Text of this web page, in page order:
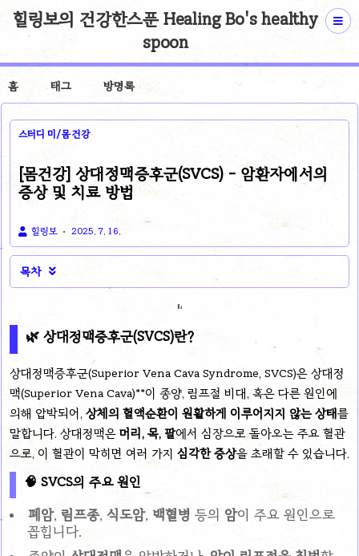
힐링보의 건강한스푼 Healing Bo's healthy
spoon
홈 태그 방명록
스터디 미/몸 건강
[몸건강] 상대정맥증후군(SVCS) - 암환자에서의
증상 및 치료 방법
힐링보 2025. 7. 16.
목차 
🌿 상대정맥증후군(SVCS)란?
상대정맥증후군(Superior Vena Cava Syndrome, SVCS)은 상대정
맥(Superior Vena Cava)**이 종양, 림프절 비대, 혹은 다른 원인에
의해 압박되어, 상체의 혈액순환이 원활하게 이루어지지 않는 상태를
말합니다. 상대정맥은 머리, 목, 팔에서 심장으로 돌아오는 주요 혈관
으로, 이 혈관이 막히면 여러 가지 심각한 증상을 초래할 수 있습니다.
🧠 SVCS의 주요 원인
폐암, 림프종, 식도암, 백혈병 등의 암이 주요 원인으로
꼽힙니다.